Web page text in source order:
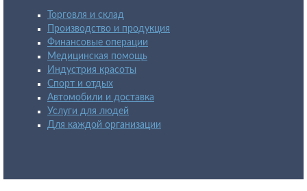
Торговля и склад
Производство и продукция
Финансовые операции
Медицинская помощь
Индустрия красоты
Спорт и отдых
Автомобили и доставка
Услуги для людей
Для каждой организации